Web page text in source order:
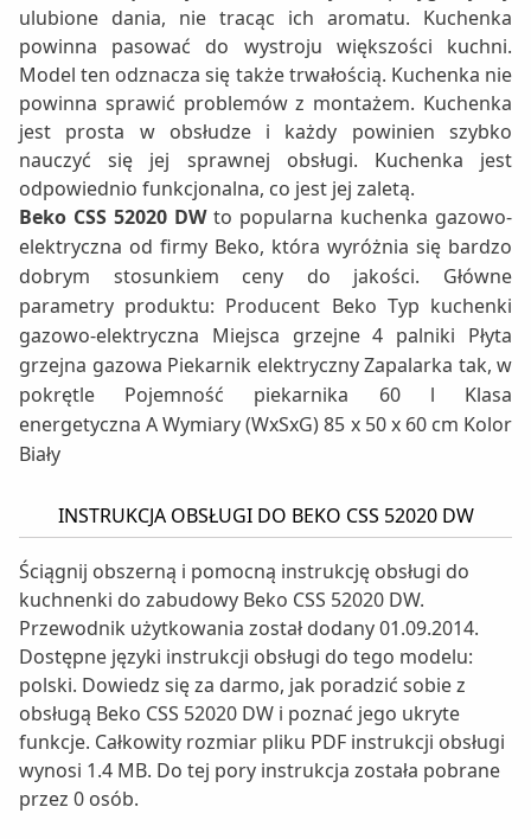
ulubione dania, nie tracąc ich aromatu. Kuchenka
powinna pasować do wystroju większości kuchni.
Model ten odznacza się także trwałością. Kuchenka nie
powinna sprawić problemów z montażem. Kuchenka
jest prosta w obsłudze i każdy powinien szybko
nauczyć się jej sprawnej obsługi. Kuchenka jest
odpowiednio funkcjonalna, co jest jej zaletą.
Beko CSS 52020 DWto popularna kuchenka gazowo-
elektryczna od firmy Beko, która wyróżnia się bardzo
dobrym stosunkiem ceny do jakości. Główne
parametry produktu: Producent Beko Typ kuchenki
gazowo-elektryczna Miejsca grzejne 4 palniki Płyta
grzejna gazowa Piekarnik elektryczny Zapalarka tak, w
pokrętle Pojemność piekarnika 60 l Klasa
energetyczna A Wymiary (WxSxG) 85 x 50 x 60 cm Kolor
Biały
INSTRUKCJA OBSŁUGI DO BEKO CSS 52020 DW
Ściągnij obszerną i pomocną instrukcję obsługi do
kuchnenki do zabudowy Beko CSS 52020 DW.
Przewodnik użytkowania został dodany 01.09.2014.
Dostępne języki instrukcji obsługi do tego modelu:
polski. Dowiedz się za darmo, jak poradzić sobie z
obsługą Beko CSS 52020 DW i poznać jego ukryte
funkcje. Całkowity rozmiar pliku PDF instrukcji obsługi
wynosi 1.4 MB. Do tej pory instrukcja została pobrane
przez 0 osób.